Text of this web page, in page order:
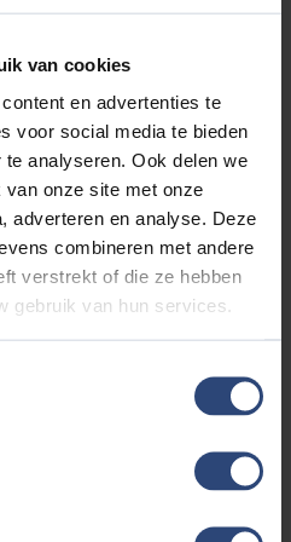
van cookies
en advertenties te
voor social media te bieden
analyseren. Ook delen we
onze site met onze
adverteren en analyse. Deze
combineren met andere
verstrekt of die ze hebben
gebruik van hun services.
bij Auto Aaltink
in Autoland’. Bij de
we persoonlijk contact
zelf. We luisteren naar uw
geven eerlijk antwoord op uw
informatie over onder meer de
eerdere eigenaren en bekende
mogelijk beeld van de BMW
we u graag met het
en mogelijkheden.
u de aankoop wilt